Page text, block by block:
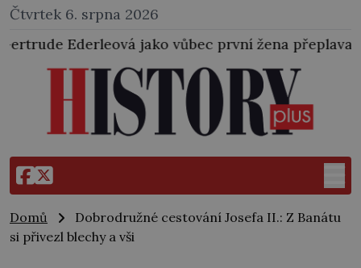
Čtvrtek 6. srpna 2026
vůbec první žena přeplavala kanál La Manche.
Domů
Dobrodružné cestování Josefa II.: Z Banátu
si přivezl blechy a vši